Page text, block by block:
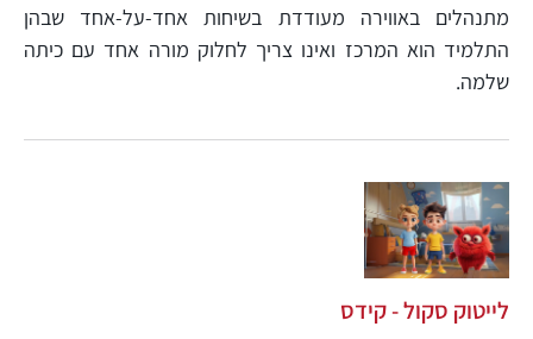
מתנהלים באווירה מעודדת בשיחות אחד-על-אחד שבהן
התלמיד הוא המרכז ואינו צריך לחלוק מורה אחד עם כיתה
שלמה.
לייטוק סקול - קידס